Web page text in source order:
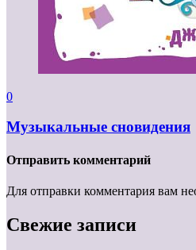
0
Музыкальные сновидения
Отправить комментарий
Для отправки комментария вам
Свежие записи